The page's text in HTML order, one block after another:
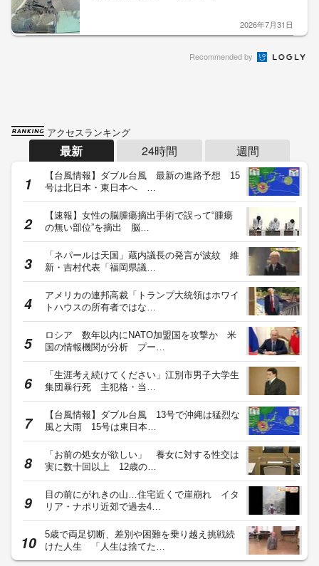
2026年7月31日
Recommended by
アクセスランキング
最新 24時間 週間
【台風情報】ダブル台風 最新の進路予想 15
号は北日本・東日本へ …
【速報】女性の脳腫瘍摘出手術で誤って“腫瘍
の無い部位”を摘出 脳…
「ネパールは天国」蔵内議長の発言が波紋 維
新・吉村代表「福岡県議…
アメリカの連邦高裁「トランプ大統領はホワイ
トハウスの所有者ではな…
ロシア 数年以内にNATO加盟国を攻撃か 米
国の情報機関が分析 プー…
「生涯考え続けてください」江別市男子大学生
集団暴行死 主犯格・当…
【台風情報】ダブル台風 13号で沖縄は猛烈な
風と大雨 15号は東日本…
「お前の処女が欲しい」 養女に対する性交は
実に数十回以上 12歳の…
目の前にがれきの山…住宅近くで崖崩れ イタ
リア・ナポリ近郊で過去4…
5歳で両足切断、差別や困難を乗り越え挑戦続
けた人生 「人生は捨てた…